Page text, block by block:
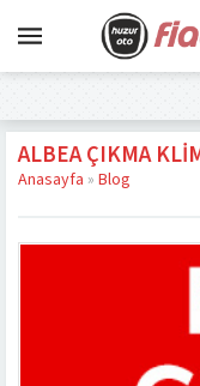
ALBEA ÇIKMA
Anasayfa » Blog